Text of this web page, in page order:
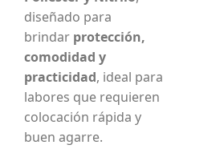
diseñado para
brindar protección,
comodidad y
practicidad, ideal para
labores que requieren
colocación rápida y
buen agarre.